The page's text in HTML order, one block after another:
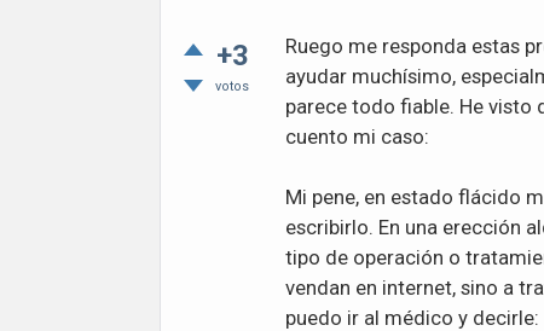
+3
votos
Ruego me responda estas
ayudar muchísimo,
parece todo fiable. He visto
cuento mi caso:
Mi pene, en estado flácido
escribirlo. En una erección
tipo de operación o
vendan en internet, sino a
puedo ir al médico y